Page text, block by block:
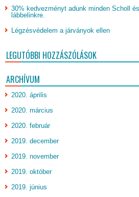
30% kedvezményt adunk minden Scholl
lábbelinkre.
Légzésvédelem a járványok ellen
LEGUTÓBBI HOZZÁSZÓLÁSOK
ARCHÍVUM
2020. április
2020. március
2020. február
2019. december
2019. november
2019. október
2019. június